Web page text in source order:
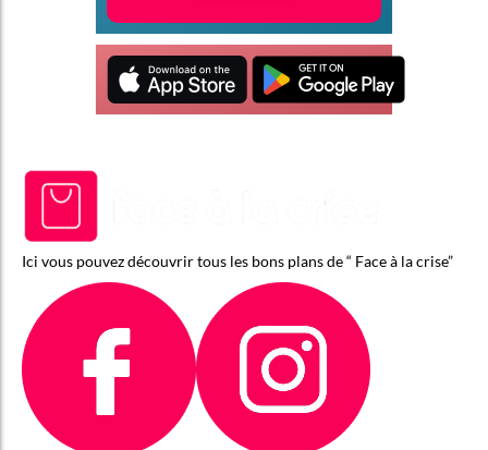
Ici vous pouvez découvrir tous les bons plans de “ Face à la crise”